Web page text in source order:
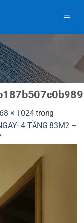
× 1024 trong
4 TẦNG 83M2 –